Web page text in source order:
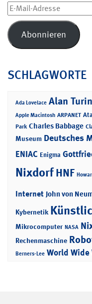
E-
Mail-
Adresse
Abonnieren
SCHLAGWORTE
Ada Lovelace Alan
Apple Macintosh ARPANET
Park Charles Babbage
Museum Deutsches
ENIAC Enigma
NixdorfHNF
Internet John von
Kybernetik
Mikrocomputer NASA
Rechenmaschine
Berners-Lee World Wide